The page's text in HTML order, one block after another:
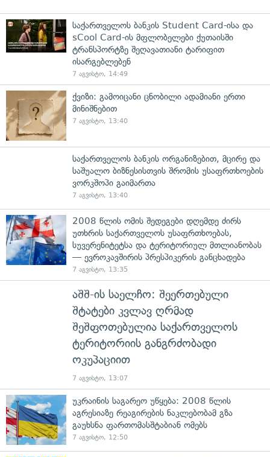
საქართველოს ბანკის Student Card-ისა და
sCool Card-ის მფლობელები ქუთაისში
ტრანსპორტზე შეღავათიანი ტარიფით
ისარგებლებენ
7 აგვისტო, 14:49
ქვიზი: გამოიცანი ცნობილი ადამიანი ერთი
მინიშნებით
7 აგვისტო, 13:40
საქართველოს ბანკის ორგანიზებით, მცირე და
საშუალო ბიზნესისთვის შრომის უსაფრთხოების
ვორკშოპი გაიმართა
7 აგვისტო, 13:40
2008 წლის ომის შედეგები დღემდე ძირს
უთხრის საქართველოს უსაფრთხოებას,
სუვერენიტეტსა და ტერიტორიულ მთლიანობას
— ევროკავშირის პრესპიკერის განცხადება
7 აგვისტო, 13:35
აშშ-ის საელჩო: შეერთებული
შტატები კვლავ ღრმად
შეშფოთებულია საქართველოს
ტერიტორიის განგრძობადი
ოკუპაციით
7 აგვისტო, 13:07
უკრაინის საგარეო უწყება: 2008 წლის
აგრესიაზე რეაგირების ნაკლებობამ გზა
გაუხსნა ფართომასშტაბიან ომებს
7 აგვისტო, 12:50